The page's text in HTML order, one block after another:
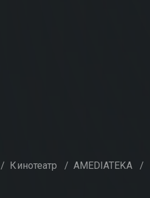
/ Кинотеатр / AMEDIATEKA /